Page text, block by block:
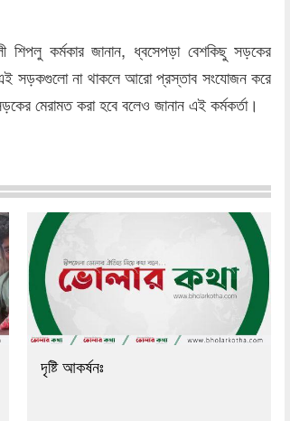
শিপলু কর্মকার জানান, ধ্বসেপড়া বেশকিছু সড়কের
সড়কগুলো না থাকলে আরো প্রস্তাব সংযোজন করে
মেরামত করা হবে বলেও জানান এই কর্মকর্তা।
দৃষ্টি আকর্ষনঃ